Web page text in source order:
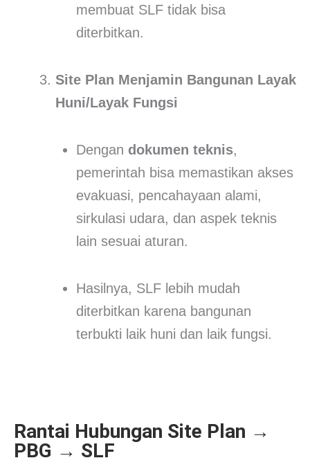
membuat SLF tidak bisa
diterbitkan.
Site Plan Menjamin Bangunan Layak
Huni/Layak Fungsi
Dengan dokumen teknis,
pemerintah bisa memastikan akses
evakuasi, pencahayaan alami,
sirkulasi udara, dan aspek teknis
lain sesuai aturan.
Hasilnya, SLF lebih mudah
diterbitkan karena bangunan
terbukti laik huni dan laik fungsi.
Rantai Hubungan Site Plan →
PBG → SLF